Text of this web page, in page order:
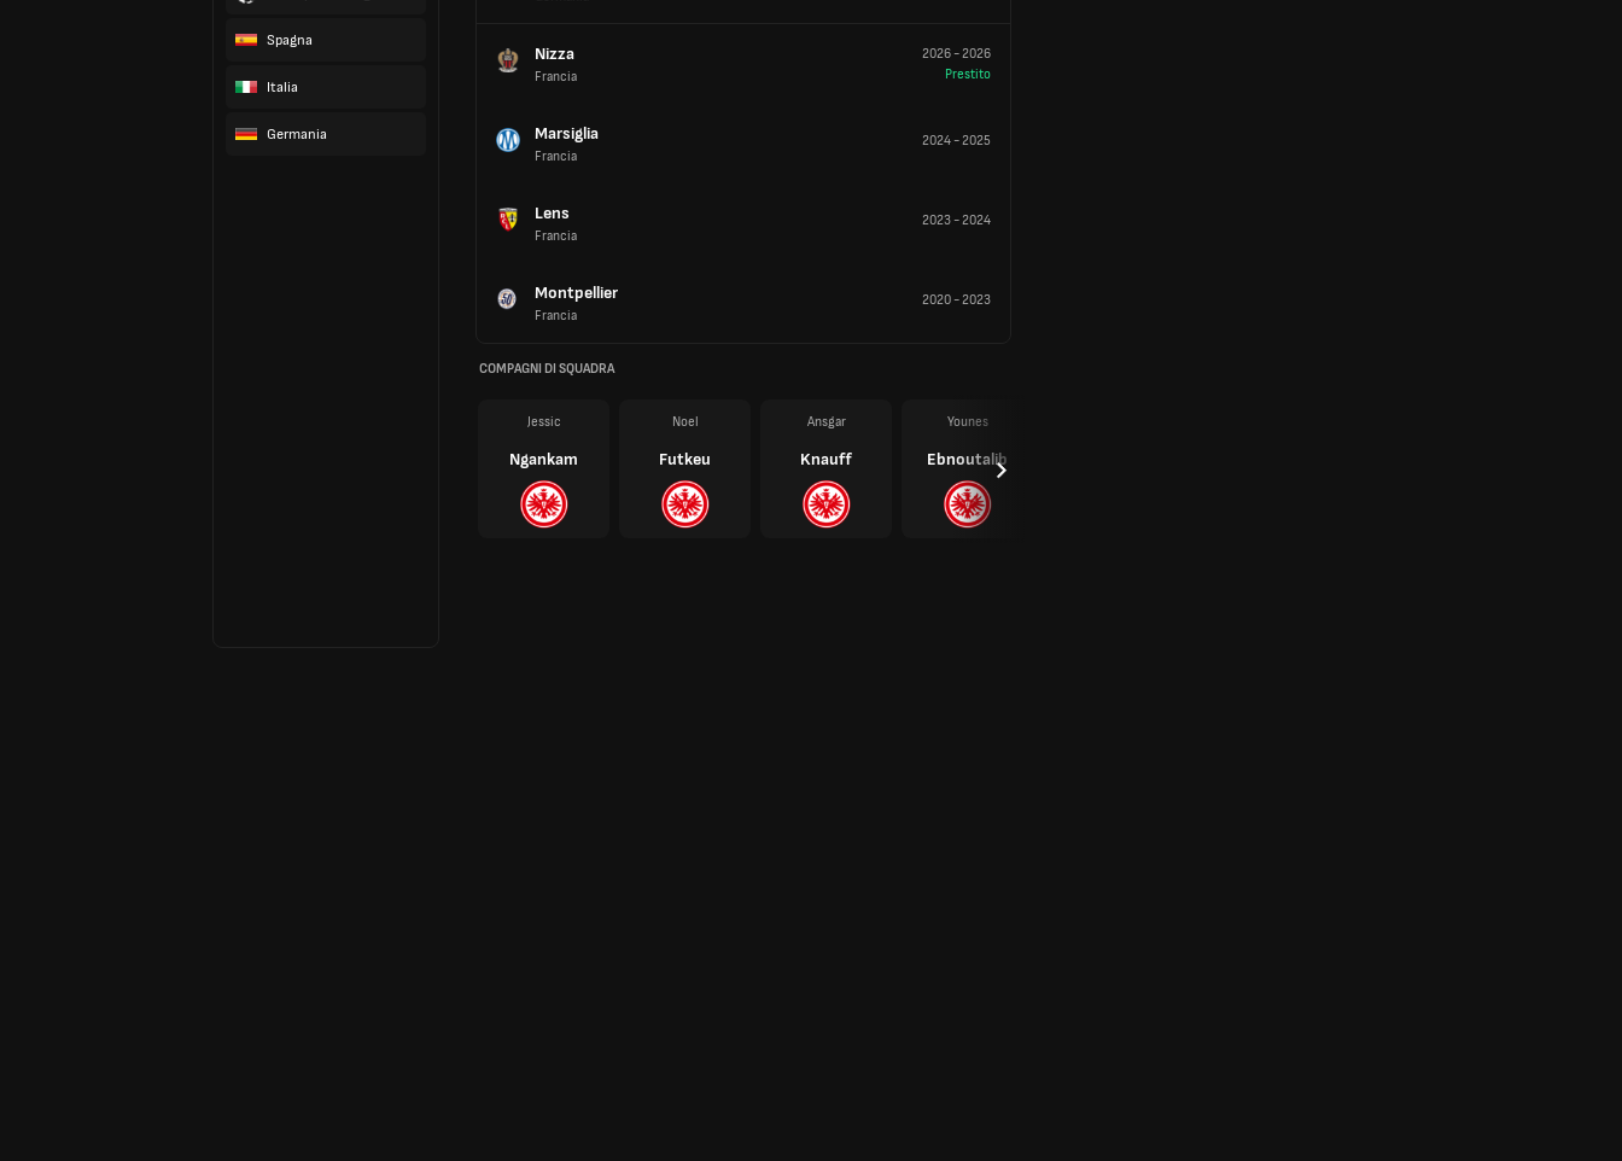
Spagna
Italia
Germania
Nizza
Francia
2026-2026
Prestito
Marsiglia
Francia
2024-2025
Lens
Francia
2023-2024
Montpellier
Francia
2020-2023
COMPAGNI DI SQUADRA
Jessic
Ngankam
Noel
Futkeu
Ansgar
Knauff
Younes
Ebnoutalib